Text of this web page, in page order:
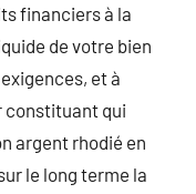
financiers à la
de votre bien
et à
constituant qui
argent rhodié en
le long terme la